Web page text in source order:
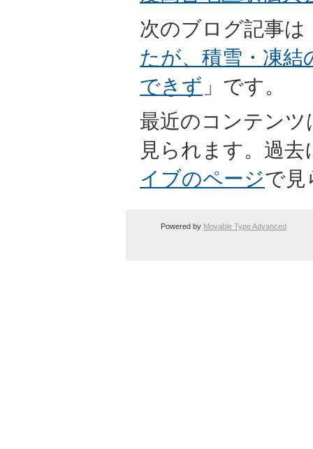
次のブログ記事は
たが、積雪・凍結
できず 」です。
最近のコンテンツ
見られます。過
イブのページで見
Powered by Movable Type Advanced